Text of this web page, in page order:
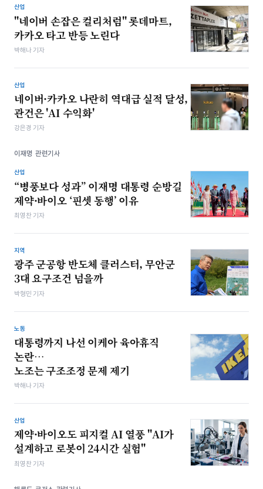
산업
"네이버 손잡은 컬리처럼" 롯데마트,
카카오 타고 반등 노린다
박해나 기자
산업
네이버·카카오 나란히 역대급 실적 달성,
관건은 'AI 수익화'
강은경 기자
이재명 관련기사
산업
“병풍보다 성과” 이재명 대통령 순방길
제약·바이오 ‘핀셋 동행’ 이유
최영찬 기자
지역
광주 군공항 반도체 클러스터, 무안군
3대 요구조건 넘을까
박형민 기자
노동
대통령까지 나선 이케아 육아휴직
논란…
노조는 구조조정 문제 제기
박해나 기자
산업
제약·바이오도 피지컬 AI 열풍 "AI가
설계하고 로봇이 24시간 실험"
최영찬 기자